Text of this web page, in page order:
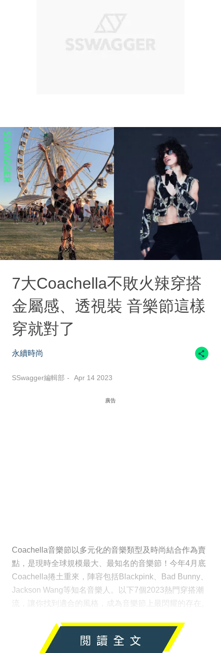
7大Coachella不敗火辣穿搭
金屬感、透視裝 音樂節這樣
穿就對了
永續時尚
SSwagger編輯部 Apr 14 2023
廣告
Coachella音樂節以多元化的音樂類型及時尚結合作為賣
點，是現時全球規模最大、最知名的音樂節！今年4月底
Coachella捲土重來，陣容包括Blackpink、Bad Bunny、
Jackson Wang等知名音樂人。以下7個2023熱門穿搭潮
流，讓你找到適合的風格，成為音樂節上最閃耀的存在。